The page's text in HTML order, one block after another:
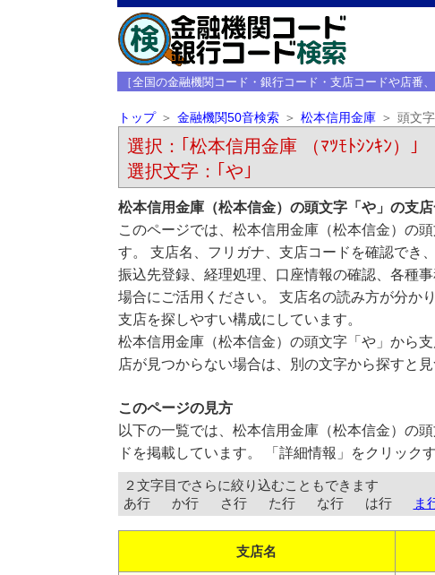
［全国の金融機関コード・銀行コード・支店コードや店番
トップ 金融機関50音検索 松本信用金庫 頭文
選択：｢松本信用金庫 （ﾏﾂﾓﾄｼﾝｷﾝ）｣
選択文字：｢や｣
松本信用金庫（松本信金）の頭文字「や」の支
このページでは、松本信用金庫（松本信金）の
す。 支店名、フリガナ、支店コードを確認でき
振込先登録、経理処理、口座情報の確認、各種
場合にご活用ください。 支店名の読み方が分か
支店を探しやすい構成にしています。
松本信用金庫（松本信金）の頭文字「や」から
店が見つからない場合は、別の文字から探すと見
このページの見方
以下の一覧では、松本信用金庫（松本信金）の
ドを掲載しています。 「詳細情報」をクリック
２文字目でさらに絞り込むこともできます
あ行 か行 さ行 た行 な行 は行 ま
支店名